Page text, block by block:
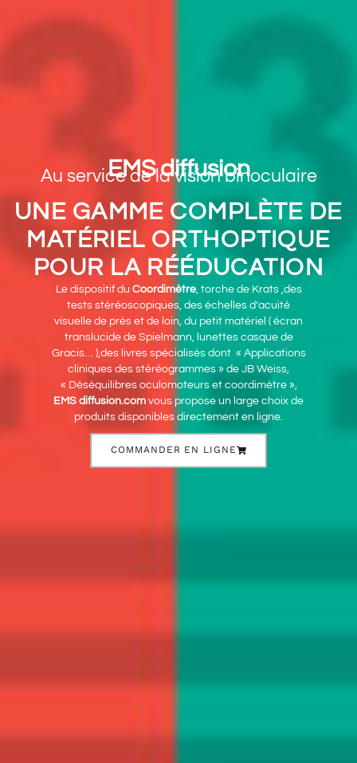
EMS diffusion
Au service de la vision binoculaire
UNE GAMME COMPLÈTE DE
MATÉRIEL ORTHOPTIQUE
POUR LA RÉÉDUCATION
Le dispositif du Coordimètre, torche de Krats ,des
tests stéréoscopiques, des échelles d’acuité
visuelle de près et de loin, du petit matériel ( écran
translucide de Spielmann, lunettes casque de
Gracis… ),des livres spécialisés dont « Applications
cliniques des stéréogrammes » de JB Weiss,
« Déséquilibres oculomoteurs et coordimètre »,
EMS diffusion.com vous propose un large choix de
produits disponibles directement en ligne.
COMMANDER EN LIGNE